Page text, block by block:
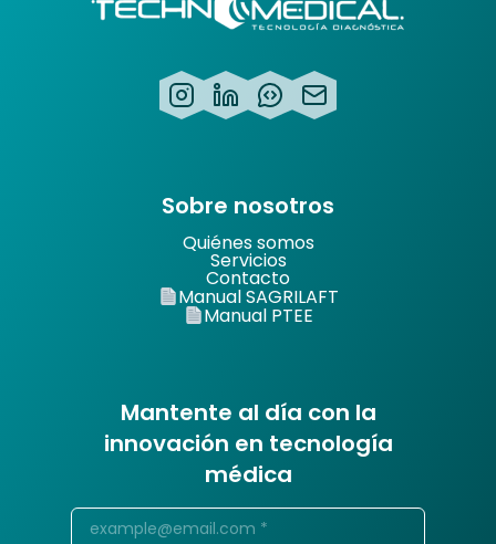
Sobre nosotros
Quiénes somos
Servicios
Contacto
Manual SAGRILAFT
Manual PTEE
Mantente al día con la
innovación en tecnología
médica